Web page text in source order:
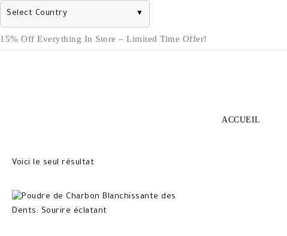
Select Country ▼
Skip
to
15% Off Everything In Store – Limited Time Offer!
ACCUEIL
Voici le seul résultat